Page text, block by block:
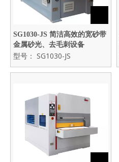
SG1030-JS 简洁高效的宽砂带
金属砂光、去毛刺设备
型号： SG1030-JS